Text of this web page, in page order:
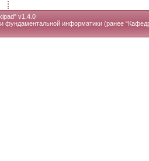
v1.4.0
фундаментальной информатики (ранее